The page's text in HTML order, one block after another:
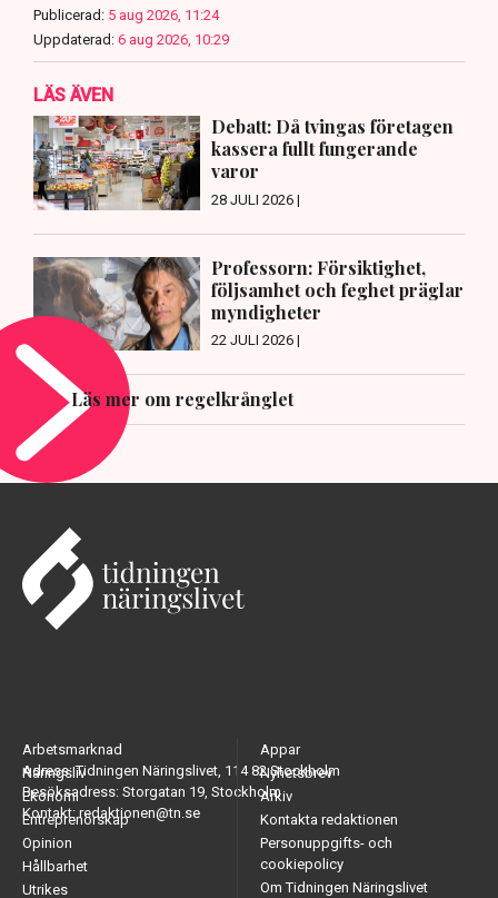
Publicerad: 5 aug 2026, 11:24
Uppdaterad: 6 aug 2026, 10:29
LÄS ÄVEN
Debatt: Då tvingas företagen
kassera fullt fungerande
varor
28 JULI 2026 |
Professorn: Försiktighet,
följsamhet och feghet präglar
myndigheter
22 JULI 2026 |
Läs mer om regelkrånglet
Adress: Tidningen Näringslivet, 114 82 Stockholm
Besöksadress: Storgatan 19, Stockholm
Kontakt: redaktionen@tn.se
Arbetsmarknad
Näringsliv
Ekonomi
Entreprenörskap
Opinion
Hållbarhet
Utrikes
Appar
Nyhetsbrev
Arkiv
Kontakta redaktionen
Personuppgifts- och
cookiepolicy
Om Tidningen Näringslivet